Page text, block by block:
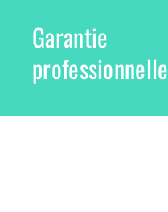
Garantie
professionnelle